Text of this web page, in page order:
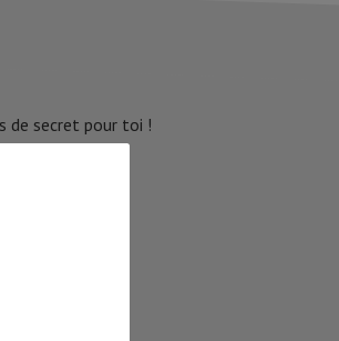
de secret pour toi !